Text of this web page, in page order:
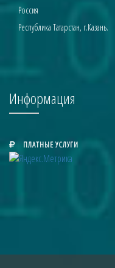
Россия
Республика Татарстан, г.Казань.
Информация
ПЛАТНЫЕ УСЛУГИ